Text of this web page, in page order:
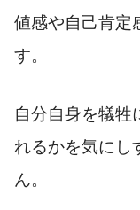
値感や自己肯定
す。
自分自身を犠牲
れるかを気にし
ん。